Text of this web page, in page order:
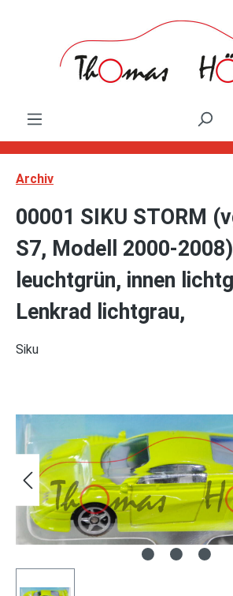
Archiv
00001 SIKU STORM
S7, Modell 2000-
leuchtgrün, innen
Lenkrad lichtgrau,
Siku